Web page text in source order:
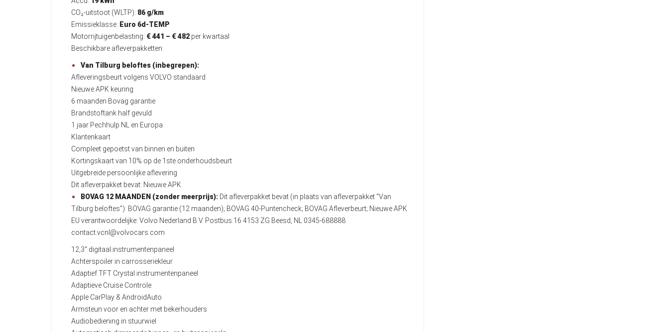
CO₂-uitstoot (WLTP): 86 g/km
Emissieklasse: Euro 6d-TEMP
Motorrijtuigenbelasting: € 441 – € 482 per kwartaal
Beschikbare afleverpakketten:
Van Tilburg beloftes (inbegrepen):
Afleveringsbeurt volgens VOLVO standaard
Nieuwe APK keuring
6 maanden Bovag garantie
Brandstoftank half gevuld
1 jaar Pechhulp NL en Europa
Klantenkaart
Compleet gepoetst van binnen en buiten
Kortingskaart van 10% op de 1ste onderhoudsbeurt
Uitgebreide persoonlijke aflevering
Dit afleverpakket bevat: Nieuwe APK
BOVAG 12 MAANDEN (zonder meerprijs): Dit afleverpakket bevat (in plaats van afleverpakket "Van
Tilburg beloftes"): BOVAG garantie (12 maanden); BOVAG 40-Puntencheck; BOVAG Afleverbeurt; Nieuwe APK
EU verantwoordelijke: Volvo Nederland B.V. Postbus 16 4153 ZG Beesd, NL 0345-688888
contact.vcnl@volvocars.com
12,3" digitaal instrumentenpaneel
Achterspoiler in carrosseriekleur
Adaptief TFT Crystal instrumentenpaneel
Adaptieve Cruise Controle
Apple CarPlay & AndroidAuto
Armsteun voor en achter met bekerhouders
Audiobediening in stuurwiel